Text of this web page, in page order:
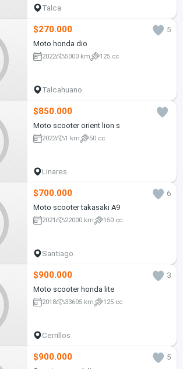
Talca
$270.000
5
Moto honda dio
2022 5000 km 125 cc
Talcahuano
$850.000
Moto scooter orient lion s
2022 1 km 50 cc
Linares
$700.000
6
Moto scooter takasaki A9
2021 22000 km 150 cc
Santiago
$900.000
3
Moto scooter honda lite
2018 33605 km 125 cc
Cerrillos
$900.000
5